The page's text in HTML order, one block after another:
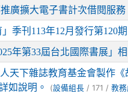
廣擴大電子書計次借閱服務
」季刊113年12月發行第120期
年第33屆台北國際書展」
天下雜誌教育基金會製作
如說明。
(設備組長/ 171 / 教務